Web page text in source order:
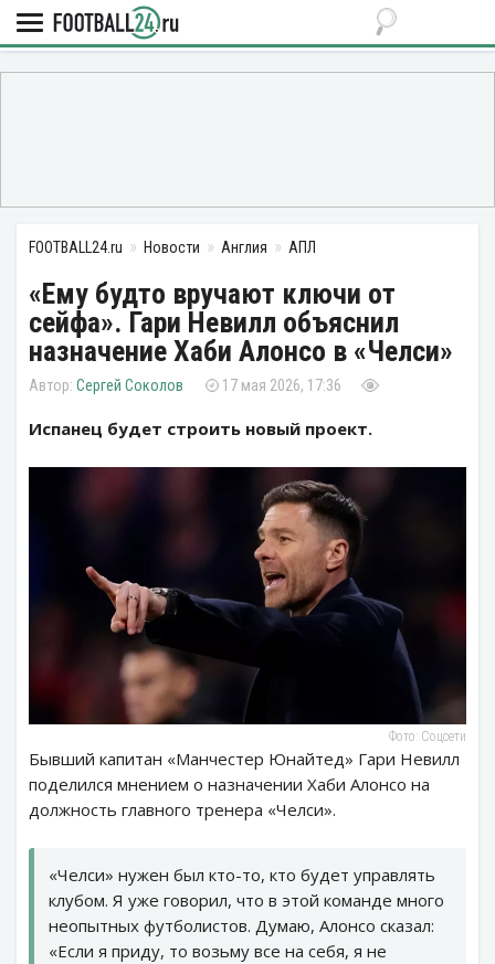
FOOTBALL24.ru Новости Англия АПЛ
«Ему будто вручают ключи от
сейфа». Гари Невилл объяснил
назначение Хаби Алонсо в «Челси»
Сергей Соколов 17 мая 2026, 17:36
Испанец будет строить новый проект.
Фото: Соцсети
Бывший капитан «Манчестер Юнайтед» Гари Невилл
поделился мнением о назначении Хаби Алонсо на
должность главного тренера «Челси».
«Челси» нужен был кто-то, кто будет управлять
клубом. Я уже говорил, что в этой команде много
неопытных футболистов. Думаю, Алонсо сказал:
«Если я приду, то возьму все на себя, я не